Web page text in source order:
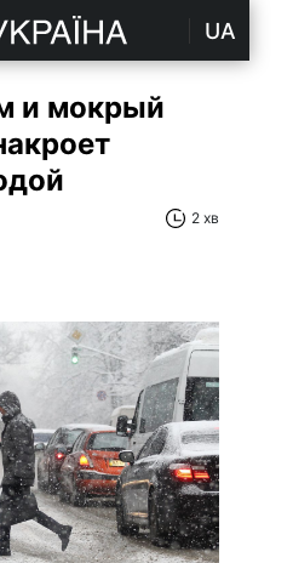
UA
и мокрый
2 хв